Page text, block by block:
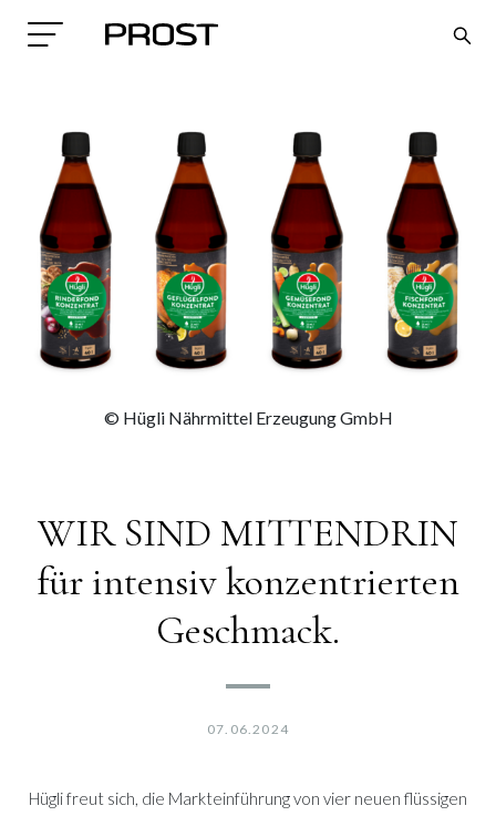
Search
© Hügli Nährmittel Erzeugung GmbH
WIR SIND MITTENDRIN
für intensiv konzentrierten
Geschmack.
07.06.2024
Hügli freut sich, die Markteinführung von vier neuen flüssigen